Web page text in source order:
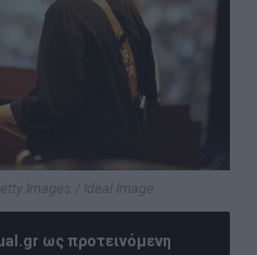
Images / Ideal Image
ως προτεινόμενη